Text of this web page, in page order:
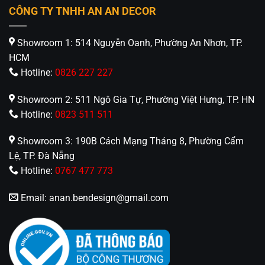
không gian nội thất.
Ruby
Tiết kiệm điện năng
Thẩm mỹ cao : thiết kế gọn gàng, dễ phối hợp
Bền bỉ: tuổi thọ dài, hạn chế hỏng hóc.
an toàn cho sức khỏe.
Giá thành hợp lý
và vận hành.
5. Mua đèn led âm trần Ruby chính hãng
CÔNG TY TNHH AN AN DECOR
Showroom 1: 514 Nguyễn Oanh, Phường An Nhơn, TP.
HCM
Hotline: 0826 227 227
Showroom 2: 511 Ngô Gia Tự, Phường Việt Hưng, TP. HN
Hotline: 0823 511 511
Showroom 3: 190B Cách Mạng Tháng 8, Phường Cẩm
Lệ, TP. Đà Nẵng
Hotline: 0767 477 773
Email: anan.bendesign@gmail.com